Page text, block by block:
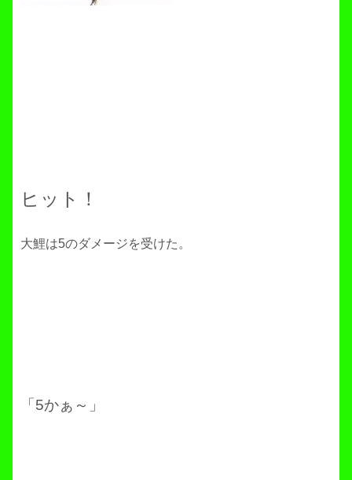
ヒット！
大鯉は5のダメージを受けた。
「5かぁ～」